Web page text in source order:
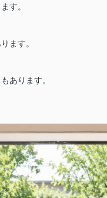
す。
ます。
あります。